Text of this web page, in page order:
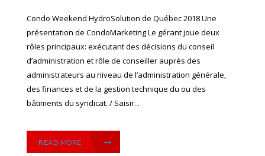
Condo Weekend HydroSolution de Québec 2018 Une
présentation de CondoMarketing Le gérant joue deux
rôles principaux: exécutant des décisions du conseil
d’administration et rôle de conseiller auprès des
administrateurs au niveau de l’administration générale,
des finances et de la gestion technique du ou des
bâtiments du syndicat. / Saisir...
READ MORE